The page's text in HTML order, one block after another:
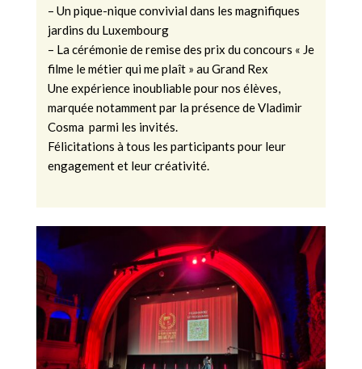
– Un pique-nique convivial dans les magnifiques
jardins du Luxembourg
– La cérémonie de remise des prix du concours « Je
filme le métier qui me plaît » au Grand Rex
Une expérience inoubliable pour nos élèves,
marquée notamment par la présence de Vladimir
Cosma parmi les invités.
Félicitations à tous les participants pour leur
engagement et leur créativité.